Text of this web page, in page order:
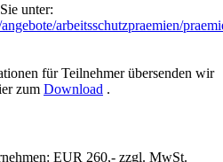
unter:
arbeitsschutzpraemien/
für Teilnehmer übersenden wir
zum Download .
EUR 260,- zzgl. MwSt.